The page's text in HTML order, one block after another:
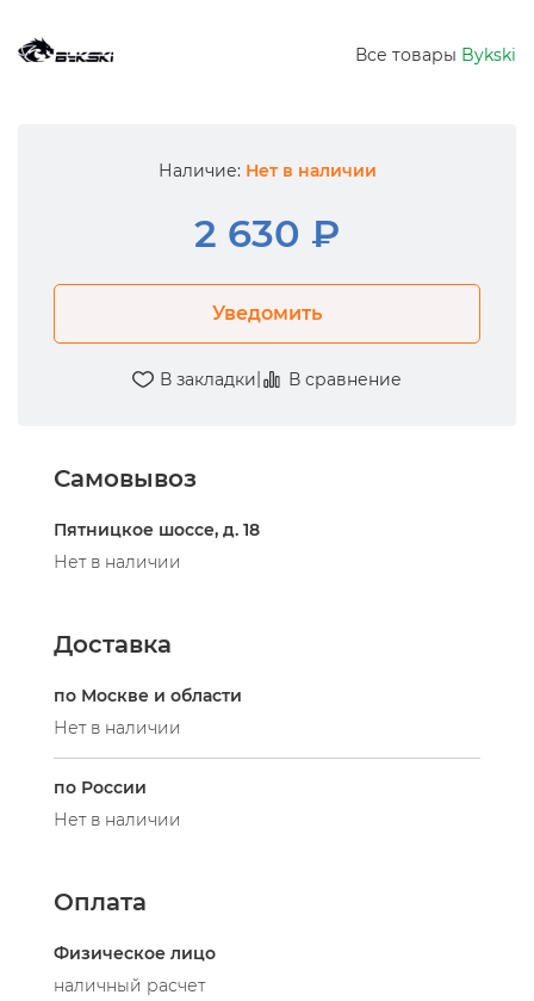
Все товары Bykski
Наличие: Нет в наличии
2 630 ₽
Уведомить
В закладки| В сравнение
Самовывоз
Пятницкое шоссе, д. 18
Нет в наличии
Доставка
по Москве и области
Нет в наличии
по России
Нет в наличии
Оплата
Физическое лицо
наличный расчет